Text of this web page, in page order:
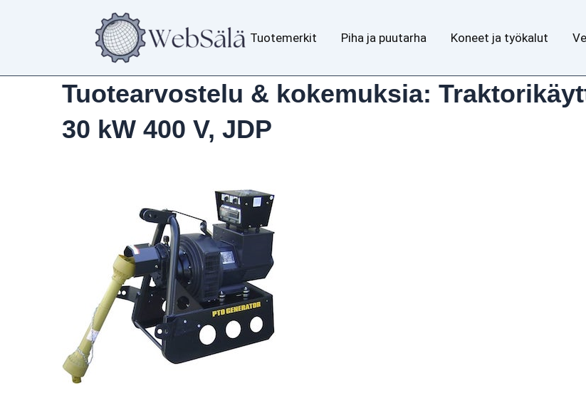
Tuotemerkit Piha ja puutarha Koneet ja työkalut
Tuotearvostelu & kokemuksia:
30 kW 400 V, JDP